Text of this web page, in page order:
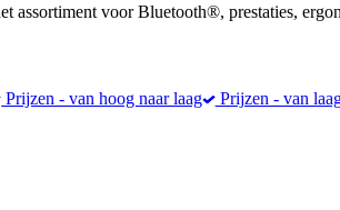
assortiment voor Bluetooth®, prestaties,
Prijzen - van hoog naar laag Prijzen - van